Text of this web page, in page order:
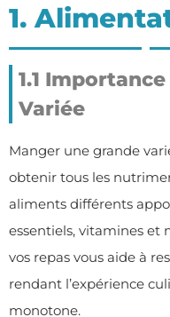
1.
1.1
Variée
Manger une grande
obtenir tous les
aliments différents
essentiels, vitamines et
vos repas vous aide à
rendant l’expérience
monotone.